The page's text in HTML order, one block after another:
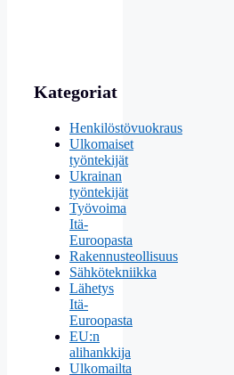
Kategoriat
Henkilöstövuokraus
Ulkomaiset
työntekijät
Ukrainan
työntekijät
Työvoima
Itä-
Euroopasta
Rakennusteollisuus
Sähkötekniikka
Lähetys
Itä-
Euroopasta
EU:n
alihankkija
Ulkomailta